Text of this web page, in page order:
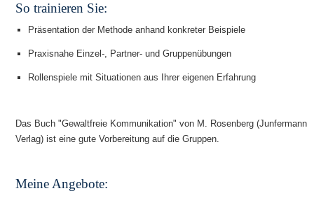
So trainieren Sie:
Präsentation der Methode anhand konkreter Beispiele
Praxisnahe Einzel-, Partner- und Gruppenübungen
Rollenspiele mit Situationen aus Ihrer eigenen Erfahrung
Das Buch "Gewaltfreie Kommunikation" von M. Rosenberg (Junfermann
Verlag) ist eine gute Vorbereitung auf die Gruppen.
Meine Angebote: